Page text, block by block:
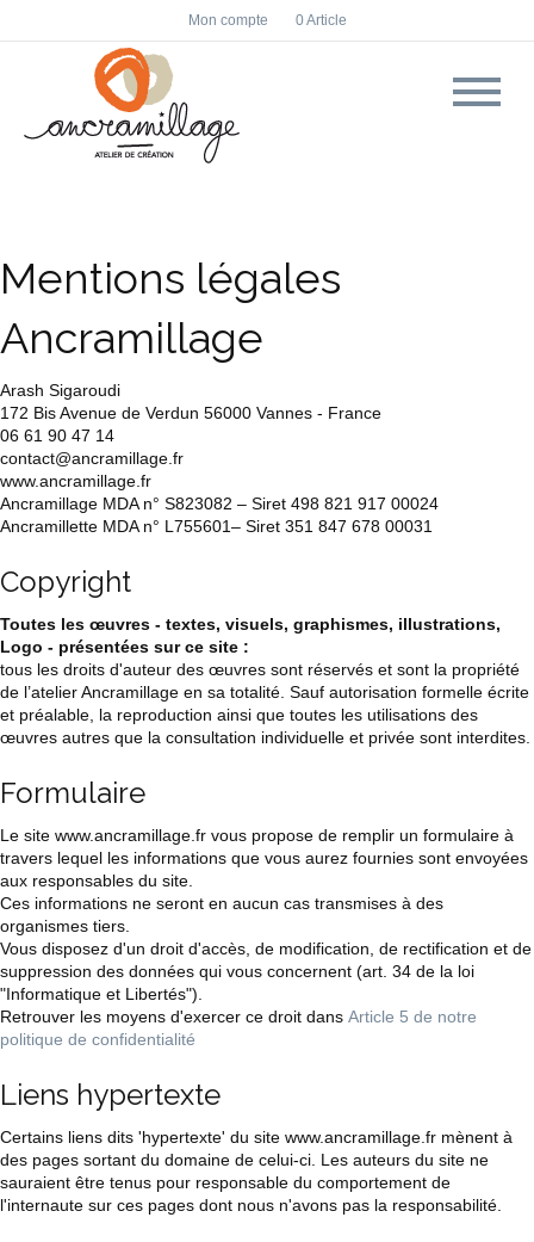
Facebook
Instagram
Mon compte 0 Article
Mentions légales
Ancramillage
Arash Sigaroudi
172 Bis Avenue de Verdun 56000 Vannes - France
06 61 90 47 14
contact@ancramillage.fr
www.ancramillage.fr
Ancramillage MDA n° S823082 – Siret 498 821 917 00024
Ancramillette MDA n° L755601– Siret 351 847 678 00031
Copyright
Toutes les œuvres - textes, visuels, graphismes, illustrations,
Logo - présentées sur ce site :
tous les droits d'auteur des œuvres sont réservés et sont la propriété
de l’atelier Ancramillage en sa totalité. Sauf autorisation formelle écrite
et préalable, la reproduction ainsi que toutes les utilisations des
œuvres autres que la consultation individuelle et privée sont interdites.
Formulaire
Le site www.ancramillage.fr vous propose de remplir un formulaire à
travers lequel les informations que vous aurez fournies sont envoyées
aux responsables du site.
Ces informations ne seront en aucun cas transmises à des
organismes tiers.
Vous disposez d'un droit d'accès, de modification, de rectification et de
suppression des données qui vous concernent (art. 34 de la loi
"Informatique et Libertés").
Retrouver les moyens d'exercer ce droit dans Article 5 de notre
politique de confidentialité
Liens hypertexte
Certains liens dits 'hypertexte' du site www.ancramillage.fr mènent à
des pages sortant du domaine de celui-ci. Les auteurs du site ne
sauraient être tenus pour responsable du comportement de
l'internaute sur ces pages dont nous n'avons pas la responsabilité.